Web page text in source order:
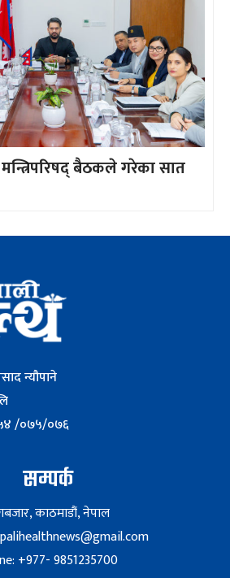
बैठकले गरेका सात
न्यौपाने
/०७५/०७६
सम्पर्क
काठमाडौं, नेपाल
+977- 9851235700